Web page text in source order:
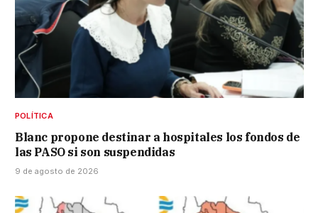
POLÍTICA
Blanc propone destinar a hospitales los fondos de
las PASO si son suspendidas
9 de agosto de 2026